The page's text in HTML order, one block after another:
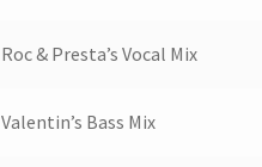
Roc & Presta’s Vocal Mix
Valentin’s Bass Mix